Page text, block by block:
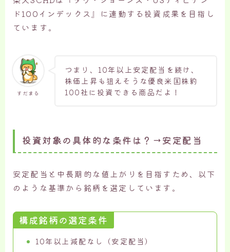
ド100インデックス』に連動する投資成果を目指し
ています。
すだまる
つまり、10年以上安定配当を続け、
株価上昇も狙えそうな優良米国株約
100社に投資できる商品だよ！
投資対象の具体的な条件は？→安定配当
安定配当と中長期的な値上がりを目指すため、以下
のような基準から銘柄を選定しています。
構成銘柄の選定条件
10年以上減配なし（安定配当）